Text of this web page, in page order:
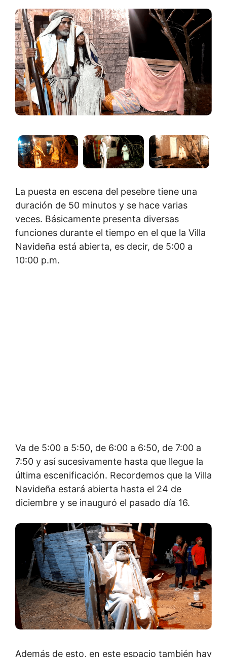
La puesta en escena del pesebre tiene una
duración de 50 minutos y se hace varias
veces. Básicamente presenta diversas
funciones durante el tiempo en el que la Villa
Navideña está abierta, es decir, de 5:00 a
10:00 p.m.
Va de 5:00 a 5:50, de 6:00 a 6:50, de 7:00 a
7:50 y así sucesivamente hasta que llegue la
última escenificación. Recordemos que la Villa
Navideña estará abierta hasta el 24 de
diciembre y se inauguró el pasado día 16.
Además de esto, en este espacio también hay